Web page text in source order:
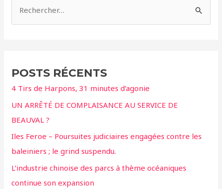
r
c
h
e
r
:
POSTS RÉCENTS
4 Tirs de Harpons, 31 minutes d’agonie
UN ARRÊTÉ DE COMPLAISANCE AU SERVICE DE
BEAUVAL ?
Iles Feroe – Poursuites judiciaires engagées contre les
baleiniers ; le grind suspendu.
L’industrie chinoise des parcs à thème océaniques
continue son expansion